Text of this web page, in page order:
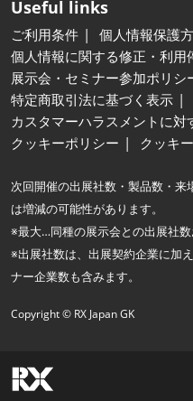
Useful links
ご利用条件
個人情報保護
個人情報に関する修正・利用
展示会・セミナー参加ポリシ
特定商取引法に基づく表示
カスタマーハラスメントに対
クッキーポリシー
クッキ
次回開催の出展社数・製品数・
は増減の可能性があります。
※最大…同種の展示会との出展社数
※出展社数は、出展契約企業に加
ナー企業数も含みます。
Copyright © RX Japan GK